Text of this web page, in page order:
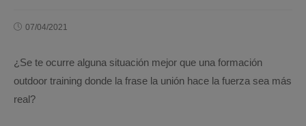
07/04/2021
¿Se te ocurre alguna situación mejor que una formación
outdoor training donde la frase la unión hace la fuerza sea más
real?